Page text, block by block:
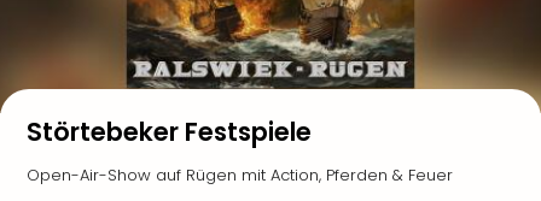
Störtebeker Festspiele
Open-Air-Show auf Rügen mit Action, Pferden & Feuer